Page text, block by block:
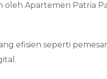
oleh Apartemen
efisien seperti